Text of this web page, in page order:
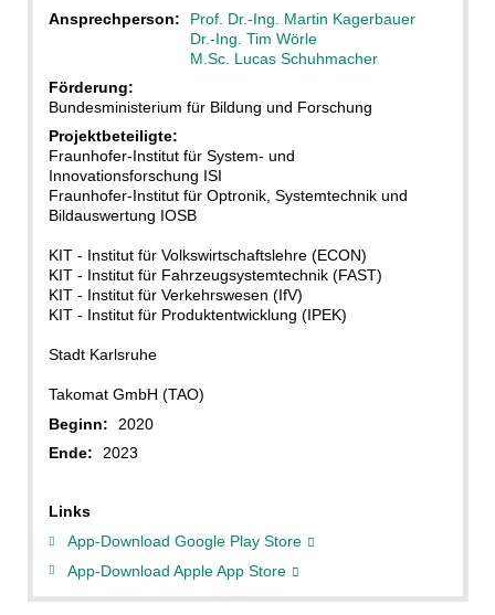
Ansprechperson:
Prof. Dr.-Ing. Martin Kagerbauer
Dr.-Ing. Tim Wörle
M.Sc. Lucas Schuhmacher
Förderung:
Bundesministerium für Bildung und Forschung
Projektbeteiligte:
Fraunhofer-Institut für System- und
Innovationsforschung ISI
Fraunhofer-Institut für Optronik, Systemtechnik und
Bildauswertung IOSB
KIT - Institut für Volkswirtschaftslehre (ECON)
KIT - Institut für Fahrzeugsystemtechnik (FAST)
KIT - Institut für Verkehrswesen (IfV)
KIT - Institut für Produktentwicklung (IPEK)
Stadt Karlsruhe
Takomat GmbH (TAO)
Beginn:
2020
Ende:
2023
Links
App-Download Google Play Store
App-Download Apple App Store